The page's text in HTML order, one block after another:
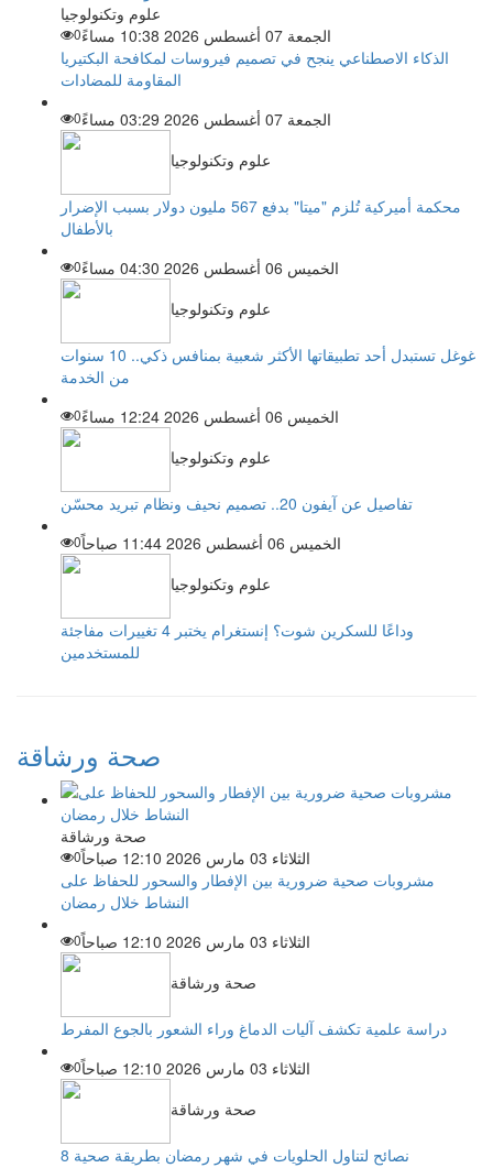
علوم وتكنولوجيا
الجمعة 07 أغسطس 2026 10:38 مساءً
0
الذكاء الاصطناعي ينجح في تصميم فيروسات لمكافحة البكتيريا
المقاومة للمضادات
الجمعة 07 أغسطس 2026 03:29 مساءً
0
علوم وتكنولوجيا
محكمة أميركية تُلزم "ميتا" بدفع 567 مليون دولار بسبب الإضرار
بالأطفال
الخميس 06 أغسطس 2026 04:30 مساءً
0
علوم وتكنولوجيا
غوغل تستبدل أحد تطبيقاتها الأكثر شعبية بمنافس ذكي.. 10 سنوات
من الخدمة
الخميس 06 أغسطس 2026 12:24 مساءً
0
علوم وتكنولوجيا
تفاصيل عن آيفون 20.. تصميم نحيف ونظام تبريد محسّن
الخميس 06 أغسطس 2026 11:44 صباحاً
0
علوم وتكنولوجيا
وداعًا للسكرين شوت؟ إنستغرام يختبر 4 تغييرات مفاجئة
للمستخدمين
صحة ورشاقة
صحة ورشاقة
الثلاثاء 03 مارس 2026 12:10 صباحاً
0
مشروبات صحية ضرورية بين الإفطار والسحور للحفاظ على
النشاط خلال رمضان
الثلاثاء 03 مارس 2026 12:10 صباحاً
0
صحة ورشاقة
دراسة علمية تكشف آليات الدماغ وراء الشعور بالجوع المفرط
الثلاثاء 03 مارس 2026 12:10 صباحاً
0
صحة ورشاقة
8 نصائح لتناول الحلويات في شهر رمضان بطريقة صحية